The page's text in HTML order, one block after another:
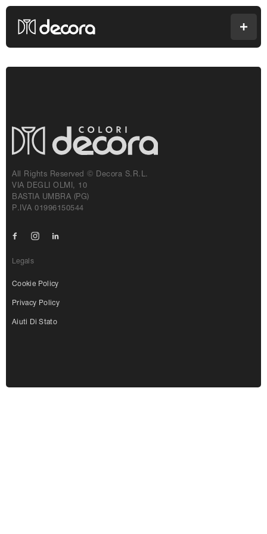
Colori Decora
All Rights Reserved © Decora S.r.l.
VIA DEGLI OLMI, 10
BASTIA UMBRA (PG)
P.IVA 01996150544
FacebookInstagram
Linkedin
Legals
Cookie Policy
Privacy Policy
Aiuti Di Stato